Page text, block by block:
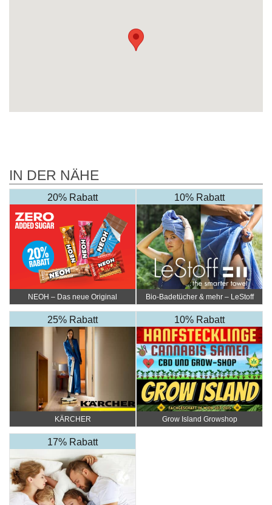
IN DER NÄHE
20% Rabatt
NEOH – Das neue Original
10% Rabatt
Bio-Badetücher & mehr – LeStoff
25% Rabatt
KÄRCHER
10% Rabatt
Grow Island Growshop
17% Rabatt